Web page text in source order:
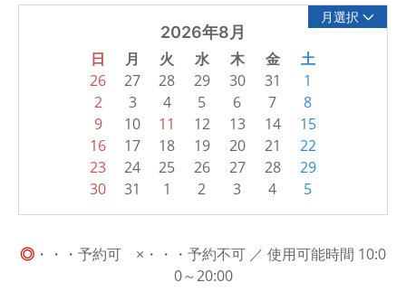
月選択
2026年8月
日 月 火 水 木 金 土
26 27 28 29 30 31
1
2
3 4 5 6 7
8
9
10 11 12 13 14
15
16
17 18 19 20 21
22
23
24 25 26 27 28
29
30
31 1 2 3 4 5
◎ ・・・予約可 ×・・・予約不可 ／ 使用可能時間 10:0
0～20:00